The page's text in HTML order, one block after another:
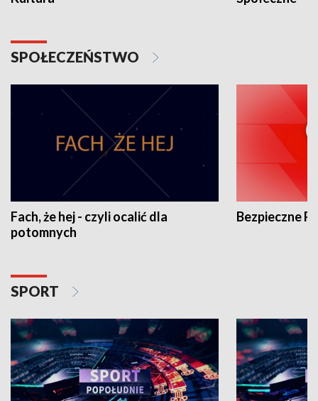
SPOŁECZEŃSTWO
Fach, że hej - czyli ocalić dla
potomnych
Bezpieczne
SPORT